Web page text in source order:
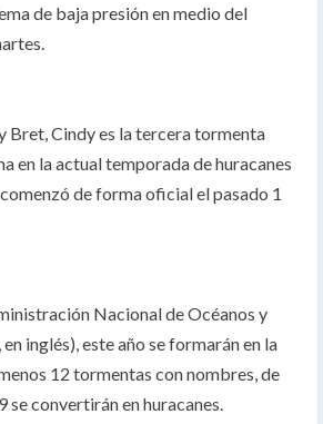
de baja presión en medio del
Bret, Cindy es la tercera tormenta
en la actual temporada de huracanes
de forma oficial el pasado 1
Nacional de Océanos y
inglés), este año se formarán en la
12 tormentas con nombres, de
se convertirán en huracanes.